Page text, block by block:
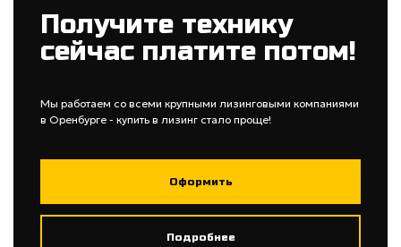
Получите технику
сейчас платите потом!
Мы работаем со всеми крупными лизинговыми компаниями
в Оренбурге - купить в лизинг стало проще!
Оформить
Подробнее